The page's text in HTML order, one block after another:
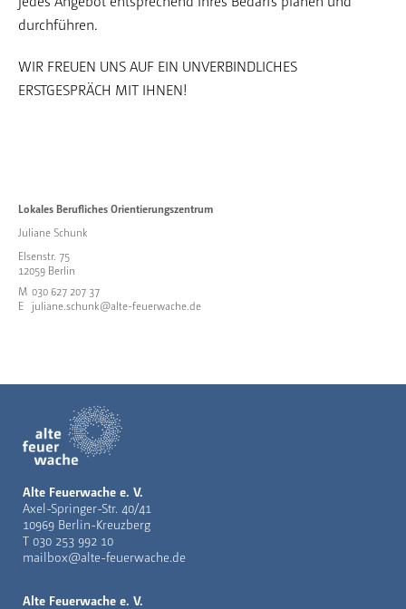
Lokales Berufliches Orientierungszentrum
Juliane Schunk
Elsenstr. 75
12059 Berlin
M 030 627 207 37
E
juliane.schunk@alte-feuerwache.de
durchführen.
WIR FREUEN UNS AUF EIN UNVERBINDLICHES
ERSTGESPRÄCH MIT IHNEN!
Alte Feuerwache e. V.
Axel-Springer-Str. 40/41
10969 Berlin-Kreuzberg
T 030 253 992 10
mailbox@alte-feuerwache.de
Alte Feuerwache e. V.